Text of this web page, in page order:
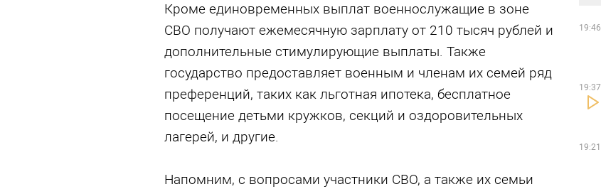
Кроме единовременных выплат военнослужащие в зоне
СВО получают ежемесячную зарплату от 210 тысяч рублей и
дополнительные стимулирующие выплаты. Также
государство предоставляет военным и членам их семей ряд
преференций, таких как льготная ипотека, бесплатное
посещение детьми кружков, секций и оздоровительных
лагерей, и другие.
Напомним, с вопросами участники СВО, а также их семьи
19:46
19:37
19:21